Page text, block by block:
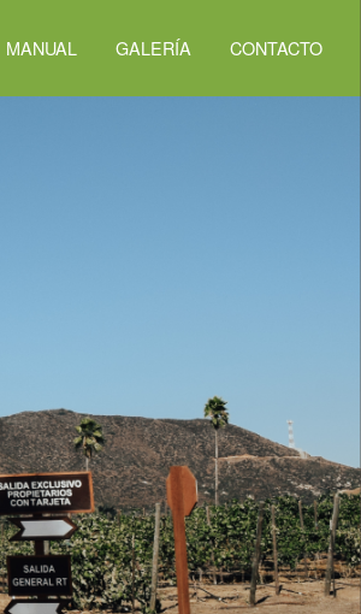
MANUAL GALERÍA CONTACTO